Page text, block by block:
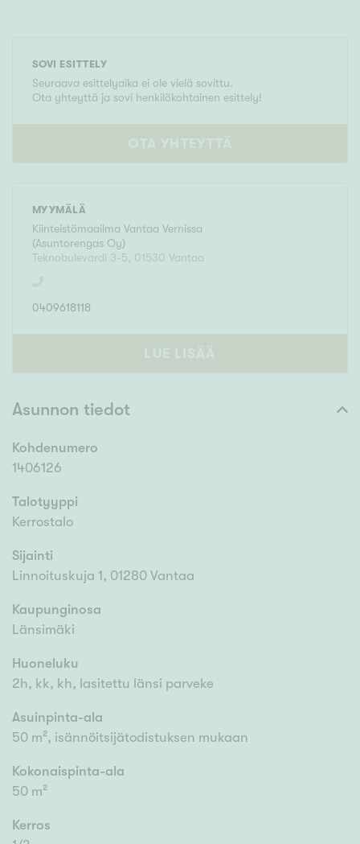
SOVI ESITTELY
Seuraava esittelyaika ei ole vielä sovittu.
Ota yhteyttä ja sovi henkilökohtainen esittely!
OTA YHTEYTTÄ
MYYMÄLÄ
Kiinteistömaailma Vantaa Vernissa
(Asuntorengas Oy)
Teknobulevardi 3-5, 01530 Vantaa
0409618118
LUE LISÄÄ
Asunnon tiedot
Kohdenumero
1406126
Talotyyppi
Kerrostalo
Sijainti
Linnoituskuja 1, 01280 Vantaa
Kaupunginosa
Länsimäki
Huoneluku
2h, kk, kh, lasitettu länsi parveke
Asuinpinta-ala
50 m², isännöitsijätodistuksen mukaan
Kokonaispinta-ala
50 m²
Kerros